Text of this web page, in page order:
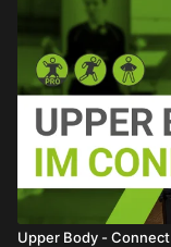
Upper Body - Connect